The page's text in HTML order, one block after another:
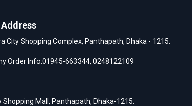
City Shopping Complex, Panthapath, Dhaka - 1215.
Order Info:01945-663344, 0248122109
Mall, Panthapath, Dhaka-1215.